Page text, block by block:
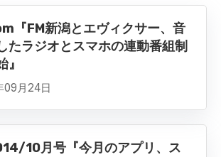
『FM新潟とエヴィクサー、音
たラジオとスマホの連動番組制
09月24日
10月号『今月のアプリ、ス